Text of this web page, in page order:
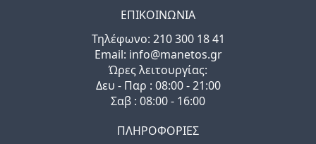
ΕΠΙΚΟΙΝΩΝΙΑ
Τηλέφωνo: 210 300 18 41
Email: info@manetos.gr
Ώρες λειτουργίας:
Δευ - Παρ : 08:00 - 21:00
Σαβ : 08:00 - 16:00
ΠΛΗΡΟΦΟΡΙΕΣ